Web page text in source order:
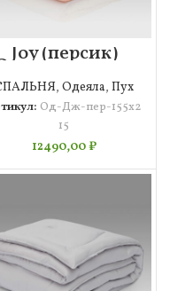
Joy (персик)
155х215
,Одеяла,Пух
Од-Дж-пер-155х2
15
12490,00₽